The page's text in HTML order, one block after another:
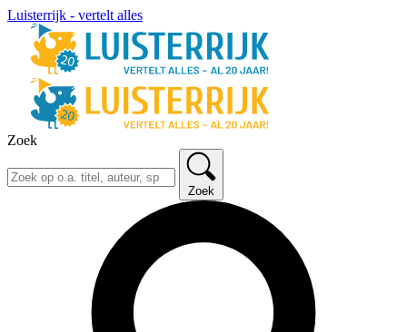
Luisterrijk - vertelt alles
Zoek
Zoek